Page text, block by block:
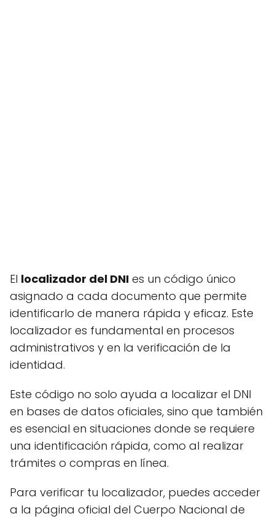
El localizador del DNI es un código único
asignado a cada documento que permite
identificarlo de manera rápida y eficaz. Este
localizador es fundamental en procesos
administrativos y en la verificación de la
identidad.
Este código no solo ayuda a localizar el DNI
en bases de datos oficiales, sino que también
es esencial en situaciones donde se requiere
una identificación rápida, como al realizar
trámites o compras en línea.
Para verificar tu localizador, puedes acceder
a la página oficial del Cuerpo Nacional de